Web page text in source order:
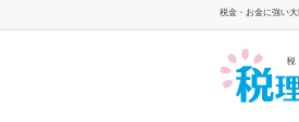
税金・お金に強い